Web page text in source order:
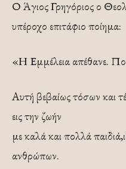
Ο Άγιος Γρηγόριος ο
υπέροχο επιτάφιο ποίημα:
«Η Εμμέλεια απέθανε.
Αυτή βεβαίως τόσων και
εις την ζωήν
με καλά και πολλά
ανθρώπων.